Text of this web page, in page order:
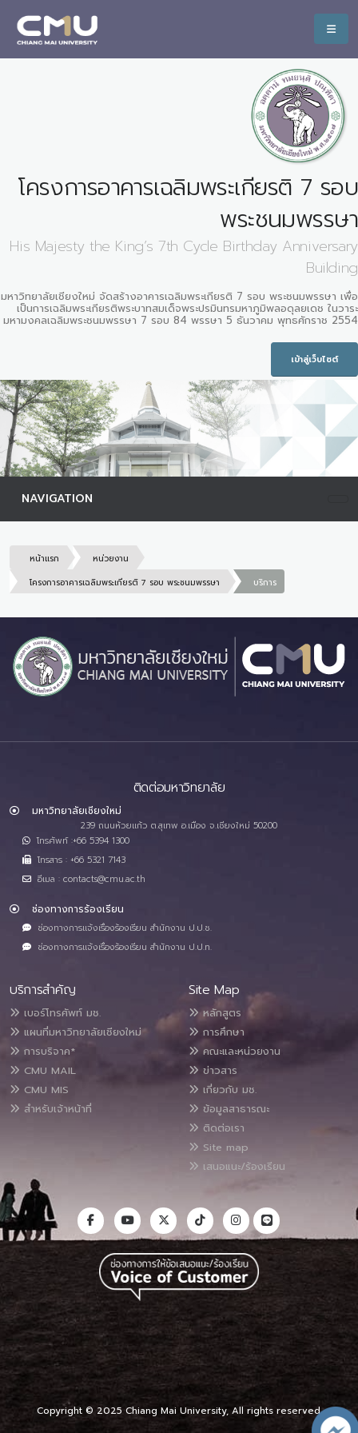
โครงการอาคารเฉลิมพระเกียรติ 7 รอบ
พระชนมพรรษา
His Majesty the King’s 7th Cycle Birthday Anniversary
Building
มหาวิทยาลัยเชียงใหม่ จัดสร้างอาคารเฉลิมพระเกียรติ 7 รอบ พระชนมพรรษา เพื่อ
เป็นการเฉลิมพระเกียรติพระบาทสมเด็จพระปรมินทรมหาภูมิพลอดุลยเดช ในวาระ
มหามงคลเฉลิมพระชนมพรรษา 7 รอบ 84 พรรษา 5 ธันวาคม พุทธศักราช 2554
เข้าสู่เว็บไซต์
NAVIGATION
หน้าแรก
หน่วยงาน
โครงการอาคารเฉลิมพระเกียรติ 7 รอบ พระชนมพรรษา
บริการ
ติดต่อมหาวิทยาลัย
มหาวิทยาลัยเชียงใหม่
239 ถนนห้วยแก้ว ต.สุเทพ อ.เมือง จ.เชียงใหม่ 50200
โทรศัพท์ :+66 5394 1300
โทรสาร : +66 5321 7143
อีเมล : contacts@cmu.ac.th
ช่องทางการร้องเรียน
ช่องทางการแจ้งเรื่องร้องเรียน สำนักงาน ป.ป.ช.
ช่องทางการแจ้งเรื่องร้องเรียน สำนักงาน ป.ป.ท.
บริการสำคัญ
เบอร์โทรศัพท์ มช.
แผนที่มหาวิทยาลัยเชียงใหม่
การบริจาค*
CMU MAIL
CMU MIS
สำหรับเจ้าหน้าที่
Site Map
หลักสูตร
การศึกษา
คณะและหน่วยงาน
ข่าวสาร
เกี่ยวกับ มช.
ข้อมูลสาธารณะ
ติดต่อเรา
Site map
เสนอแนะ/ร้องเรียน
Copyright © 2025 Chiang Mai University, All rights reserved.